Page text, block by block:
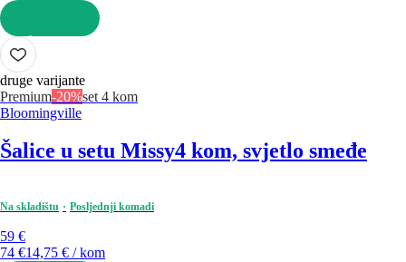
U KOŠARICU
druge varijante
Premium-20%set 4 kom
Bloomingville
Šalice u setu Missy4 kom, svjetlo smeđe
Na skladištu Posljednji komadi
59 €
74 €14,75 € / kom